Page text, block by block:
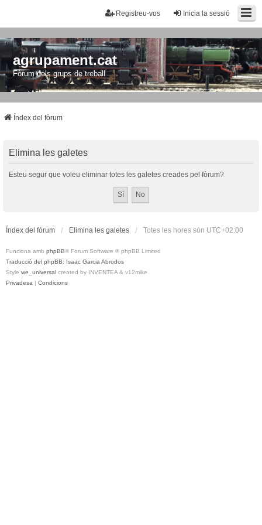
Inicia la sessió
Registreu-vos
agrupament.cat
Fòrum dels grups de treball
Índex del fòrum
Elimina les galetes
Esteu segur que voleu eliminar totes les galetes creades pel fòrum?
Índex del fòrum Elimina les galetes Totes les hores són UTC+02:00
Funciona amb phpBB® Forum Software © phpBB Limited
Traducció del phpBB: Isaac Garcia Abrodos
Style we_universal created by INVENTEA & v12mike
Privadesa | Condicions